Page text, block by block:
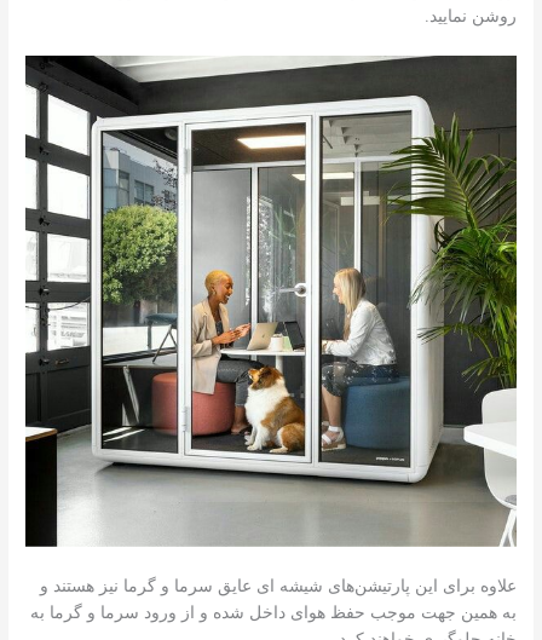
روشن نمایید.
علاوه برای این پارتیشن‌های شیشه ای عایق سرما و گرما نیز هستند و
به همین جهت موجب حفظ هوای داخل شده و از ورود سرما و گرما به